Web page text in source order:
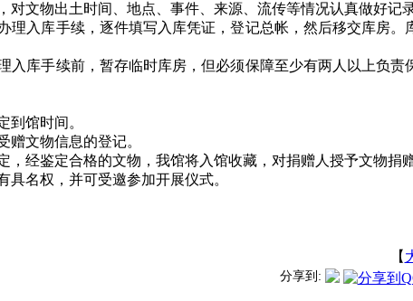
对文物出土时间、地点、事件、来源、流传等情况认真做好记录
理入库手续，逐件填写入库凭证，登记总帐，然后移交库房。
入库手续前，暂存临时库房，但必须保障至少有两人以上负责
到馆时间。
赠文物信息的登记。
，经鉴定合格的文物，我馆将入馆收藏，对捐赠人授予文物捐赠
名权，并可受邀参加开展仪式。
【
分享到: